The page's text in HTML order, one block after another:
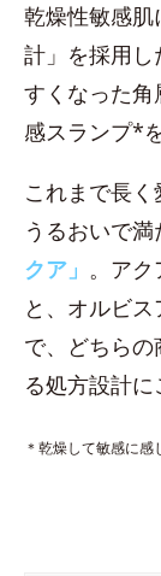
乾燥性敏感
計」を採用
すくなった
感スランプ*
これまで長
うるおいで
クア」 。アク
と、オルビ
で、どちら
る処方設計に
＊乾燥して敏感に感